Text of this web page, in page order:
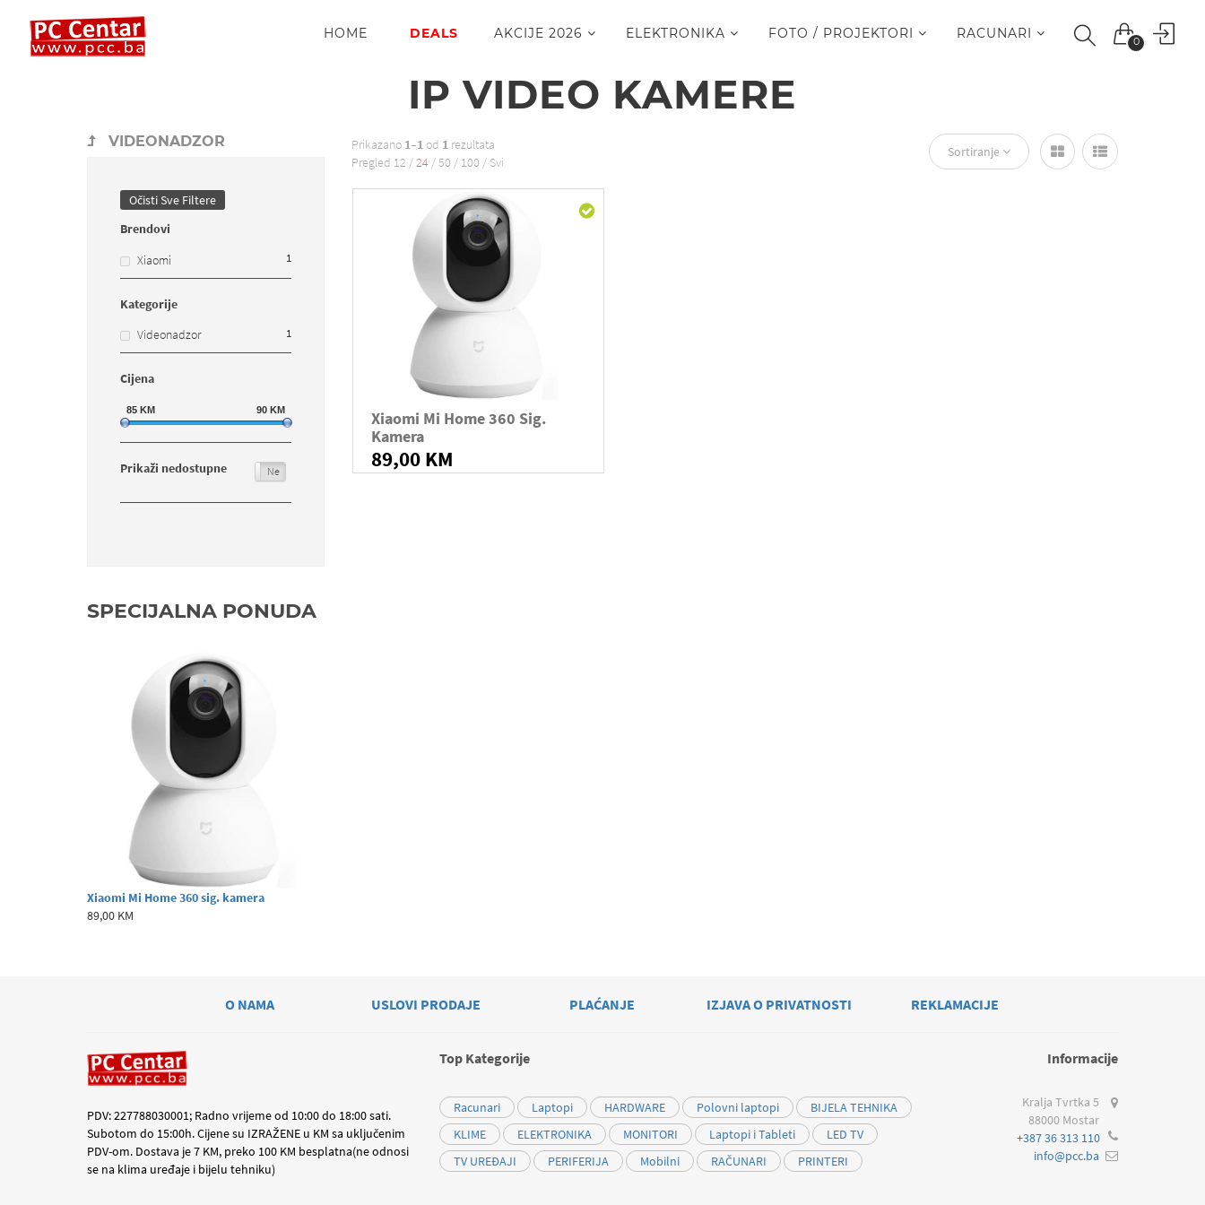
0
HOME DEALS AKCIJE 2026 ELEKTRONIKA FOTO / PROJEKTORI RACUNARI
IP VIDEO KAMERE
VIDEONADZOR
Očisti Sve Filtere
Brendovi
Xiaomi
1
Kategorije
Videonadzor
1
Cijena
85 KM 90 KM
Prikaži nedostupne Ne
SPECIJALNA PONUDA
Xiaomi Mi Home 360 sig. kamera
89,00 KM
Sortiranje
Prikazano 1–1 od 1 rezultata
Pregled 12 /24 /50 / 100 / Svi
Xiaomi Mi Home 360 Sig.
Kamera
89,00 KM
O NAMA USLOVI PRODAJE PLAĆANJE IZJAVA O PRIVATNOSTI REKLAMACIJE
PDV: 227788030001; Radno vrijeme od 10:00 do 18:00 sati.
Subotom do 15:00h. Cijene su IZRAŽENE u KM sa uključenim
PDV-om. Dostava je 7 KM, preko 100 KM besplatna(ne odnosi
se na klima uređaje i bijelu tehniku)
Top Kategorije
Racunari Laptopi HARDWARE Polovni laptopi
BIJELA TEHNIKA
KLIME
ELEKTRONIKA MONITORI Laptopi i Tableti
LED TV
TV UREĐAJI
PERIFERIJA Mobilni RAČUNARI PRINTERI
Informacije
Kralja Tvrtka 5
88000 Mostar
+387 36 313 110
info@pcc.ba